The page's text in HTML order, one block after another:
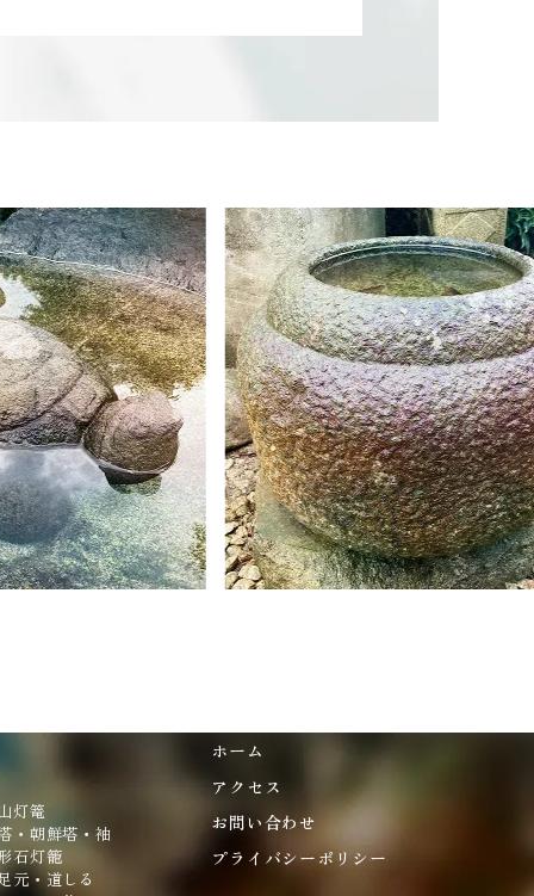
山灯篭
・朝鮮塔・袖
石灯籠
元・道しる
ホーム
アクセス
お問い合わせ
プライバシーポリシー